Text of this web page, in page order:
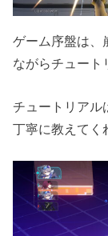
ゲーム序盤は、
ながらチュート
チュートリアル
丁寧に教えて